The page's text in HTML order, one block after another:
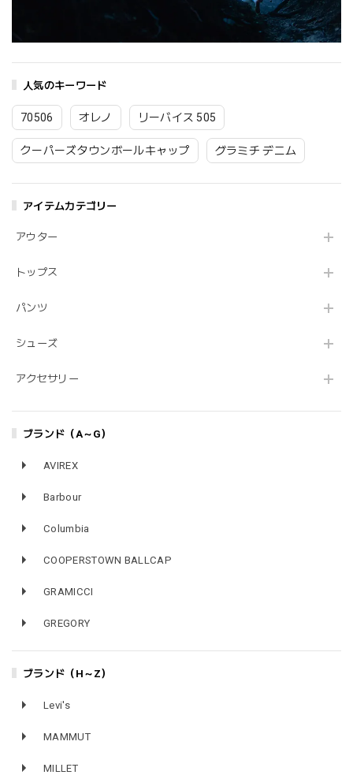
人気のキーワード
70506 オレノ リーバイス 505
クーパーズタウンボールキャップ グラミチ デニム
アイテムカテゴリー
アウター
トップス
パンツ
シューズ
アクセサリー
ブランド（A～G）
AVIREX
Barbour
Columbia
COOPERSTOWN BALLCAP
GRAMICCI
GREGORY
ブランド（H～Z）
Levi's
MAMMUT
MILLET